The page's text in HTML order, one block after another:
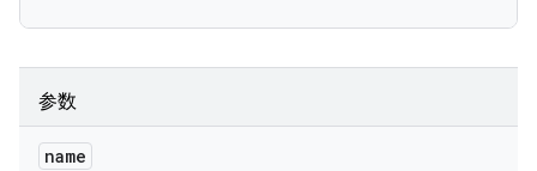
参数
name